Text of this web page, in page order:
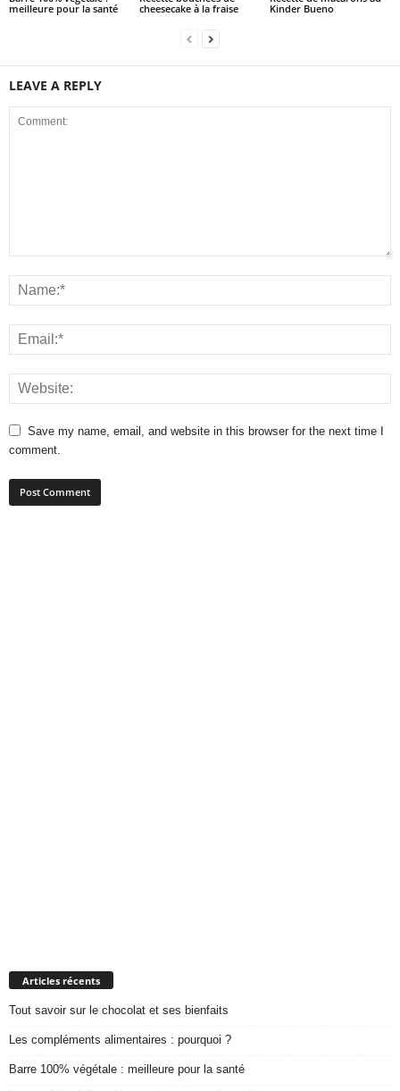
meilleure pour la santé
cheesecake à la fraise
Kinder Bueno
LEAVE A REPLY
Save my name, email, and website in this browser for the next time I
comment.
Articles récents
Tout savoir sur le chocolat et ses bienfaits
Les compléments alimentaires : pourquoi ?
Barre 100% végétale : meilleure pour la santé